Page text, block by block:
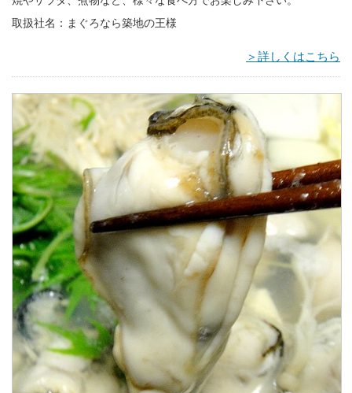
取扱社名：まぐろなら築地の王様
＞詳しくはこちら